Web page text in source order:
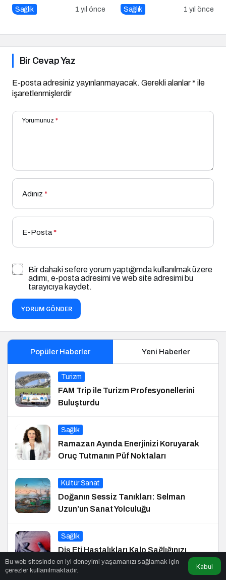
Sağlık 1 yıl önce Sağlık 1 yıl önce
Bir Cevap Yaz
E-posta adresiniz yayınlanmayacak. Gerekli alanlar* ile
işaretlenmişlerdir
Yorumunuz *
Adınız *
E-Posta*
Bir dahaki sefere yorum yaptığımda kullanılmak üzere
adımı, e-posta adresimi ve web site adresimi bu
tarayıcıya kaydet.
YORUM GÖNDER
Popüler Haberler Yeni Haberler
Turizm
FAM Trip ile Turizm Profesyonellerini
Buluşturdu
Sağlık
Ramazan Ayında Enerjinizi Koruyarak
Oruç Tutmanın Püf Noktaları
Kültür Sanat
Doğanın Sessiz Tanıkları: Selman
Uzun’un Sanat Yolculuğu
Sağlık
Diş Eti Hastalıkları Kalp Sağlığınızı
Tehdit Ediyor!
Bu web sitesinde en iyi deneyimi yaşamanızı sağlamak için
çerezler kullanılmaktadır.
Kabul